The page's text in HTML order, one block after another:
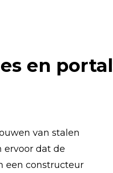
en
van stalen
ervoor dat de
een constructeur